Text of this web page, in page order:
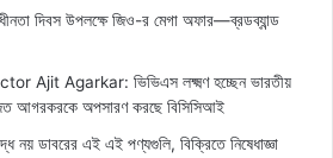
দিবস উপলক্ষে জিও-র মেগা অফার—ব্রডব্যান্ড
Ajit Agarkar: ভিভিএস লক্ষ্মণ হচ্ছেন ভারতীয়
আগরকরকে অপসারণ করছে বিসিসিআই
ডাবরের এই এই পণ্যগুলি, বিক্রিতে নিষেধাজ্ঞা